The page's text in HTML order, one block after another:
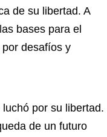
de su libertad. A
bases para el
desafíos y
por su libertad.
de un futuro